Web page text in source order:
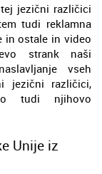
jezični različici
tudi reklamna
in ostale in video
strank naši
vseh
jezični različici,
tudi njihovo
Unije iz